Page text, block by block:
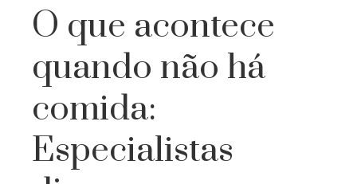
O que acontece
quando não há
comida:
Especialistas